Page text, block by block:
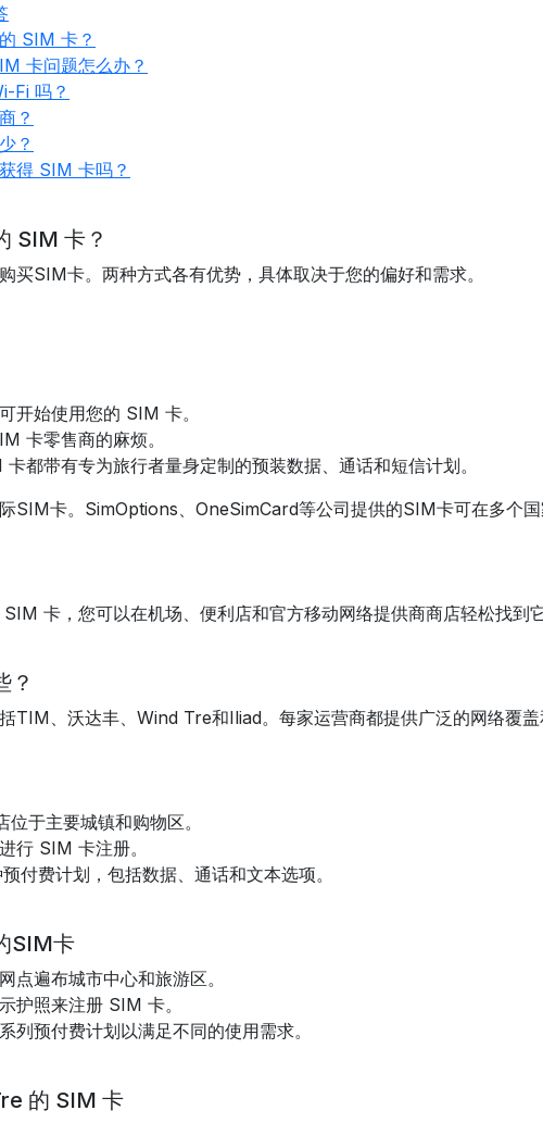
SIM 卡？
卡问题怎么办？
Fi 吗？
？
？
得 SIM 卡吗？
SIM 卡？
买SIM卡。两种方式各有优势，具体取决于您的偏好和需求。
开始使用您的 SIM 卡。
卡零售商的麻烦。
卡都带有专为旅行者量身定制的预装数据、通话和短信计划。
SIM卡。SimOptions、OneSimCard等公司提供的SIM卡可在多个国
卡，您可以在机场、便利店和官方移动网络提供商商店轻松找到它
？
TIM、沃达丰、Wind Tre和Iliad。每家运营商都提供广泛的网络覆盖
位于主要城镇和购物区。
行 SIM 卡注册。
付费计划，包括数据、通话和文本选项。
SIM卡
点遍布城市中心和旅游区。
护照来注册 SIM 卡。
列预付费计划以满足不同的使用需求。
的 SIM 卡